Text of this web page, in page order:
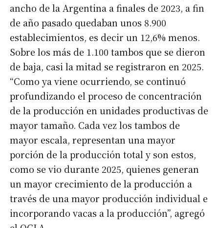
ancho de la Argentina a finales de 2023, a fin
de año pasado quedaban unos 8.900
establecimientos, es decir un 12,6% menos.
Sobre los más de 1.100 tambos que se dieron
de baja, casi la mitad se registraron en 2025.
“Como ya viene ocurriendo, se continuó
profundizando el proceso de concentración
de la producción en unidades productivas de
mayor tamaño. Cada vez los tambos de
mayor escala, representan una mayor
porción de la producción total y son estos,
como se vio durante 2025, quienes generan
un mayor crecimiento de la producción a
través de una mayor producción individual e
incorporando vacas a la producción”, agregó